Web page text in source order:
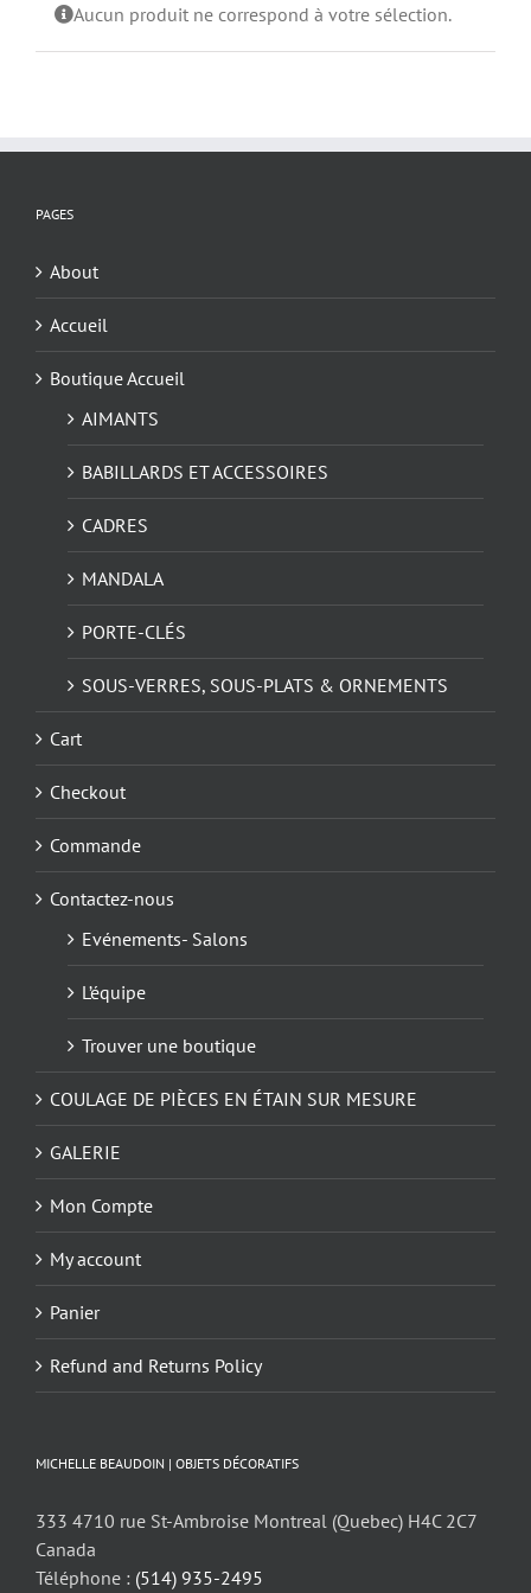
Aucun produit ne correspond à votre sélection.
PAGES
About
Accueil
Boutique Accueil
AIMANTS
BABILLARDS ET ACCESSOIRES
CADRES
MANDALA
PORTE-CLÉS
SOUS-VERRES, SOUS-PLATS & ORNEMENTS
Cart
Checkout
Commande
Contactez-nous
Evénements- Salons
L’équipe
Trouver une boutique
COULAGE DE PIÈCES EN ÉTAIN SUR MESURE
GALERIE
Mon Compte
My account
Panier
Refund and Returns Policy
MICHELLE BEAUDOIN | OBJETS DÉCORATIFS
333 4710 rue St-Ambroise Montreal (Quebec) H4C 2C7
Canada
Téléphone : (514) 935-2495